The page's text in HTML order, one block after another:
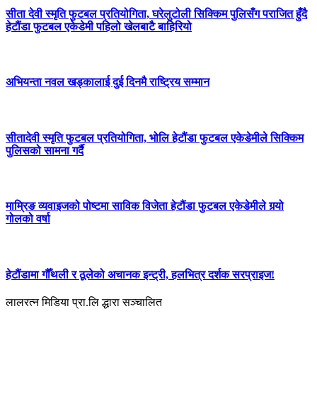
सीता देवी स्मृति फुटबल प्रतियोगिता, घरेलुटोली सिक्किम पुलिसँग पराजित हुँदै
हेटौंडा फुटबल एकेडेमी पहिलो खेलबाटै बाहिरियो
अभियन्ता नवल खड्कालाई दुई दिनमै राष्ट्रिय सम्मान
सीतादेवी स्मृति फुटबल प्रतियोगिता, भोलि हेटौंडा फुटबल एकेडेमीले सिक्किम
पुलिसको सामना गर्दै
माम्रिङ व्यवाइजको पोष्टमा साविक विजेता हेटौंडा फुटबल एकेडेमीले गर्‍यो
गोलको वर्षा
हेटौंडामा गौँथली र ठूलेको अचानक इन्ट्री, हलभित्र दर्शक सरप्राइज!
लालरत्न मिडिया प्रा.लि द्धारा सञ्चालित